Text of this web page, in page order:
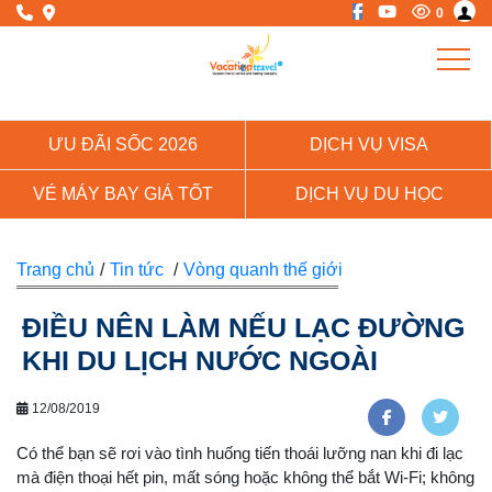
0
ƯU ĐÃI SỐC 2026 DỊCH VỤ VISA
VÉ MÁY BAY GIÁ TỐT DỊCH VỤ DU HỌC
Trang chủ / Tin tức / Vòng quanh thế giới
ĐIỀU NÊN LÀM NẾU LẠC ĐƯỜNG
KHI DU LỊCH NƯỚC NGOÀI
12/08/2019
Có thể bạn sẽ rơi vào tình huống tiến thoái lưỡng nan khi đi lạc
mà điện thoại hết pin, mất sóng hoặc không thể bắt Wi-Fi; không